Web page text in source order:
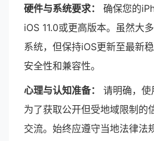
硬件与系统要求：
确保您的
iOS 11.0或更高版本。虽然大
系统，但保持iOS更新至最新
安全性和兼容性。
心理与认知准备：
请明确，使
为了获取公开但受地域限制的
交流。始终应遵守当地法律法